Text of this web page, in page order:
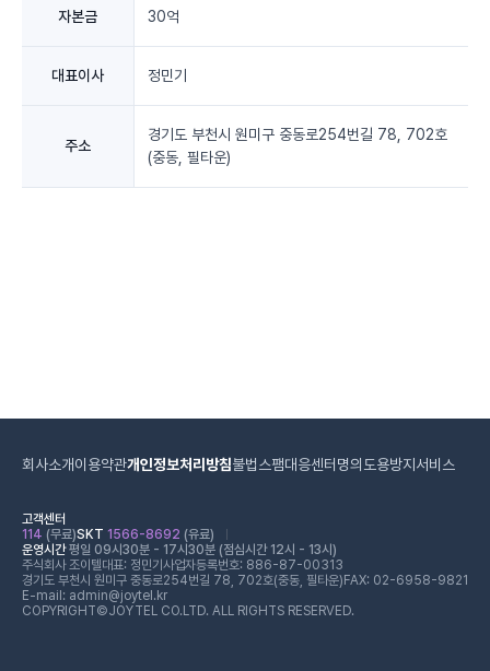
자본금 30억
대표이사 정민기
주소
경기도 부천시 원미구 중동로254번길 78, 702호
(중동, 필타운)
회사소개이용약관개인정보처리방침불법스팸대응센터 명의도용방지서비스
고객센터
114 (무료)SKT 1566-8692 (유료)
운영시간평일 09시30분 - 17시30분 (점심시간 12시 - 13시)
주식회사 조이텔대표: 정민기 사업자등록번호: 886-87-00313
경기도 부천시 원미구 중동로254번길 78, 702호(중동, 필타운) FAX: 02-6958-9821
E-mail: admin@joytel.kr
COPYRIGHT©JOYTEL CO.LTD. ALL RIGHTS RESERVED.